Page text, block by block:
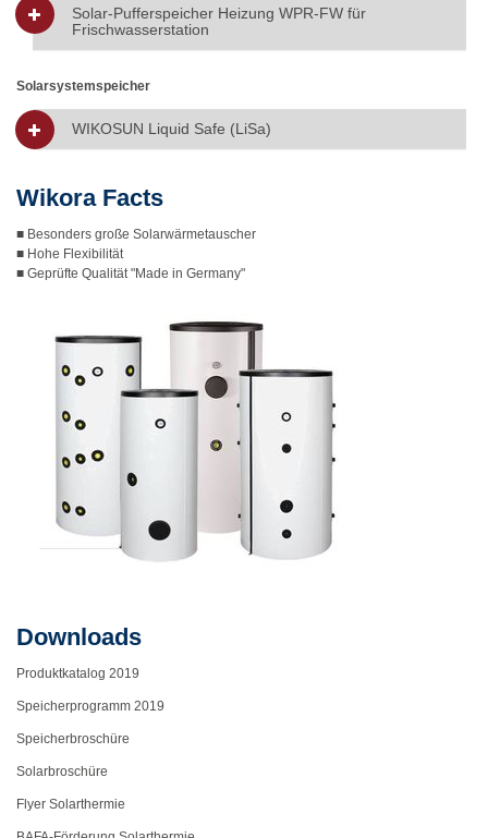
Solar-Pufferspeicher Heizung WPR-FW für
Frischwasserstation
Solarsystemspeicher
WIKOSUN Liquid Safe (LiSa)
Wikora Facts
■ Besonders große Solarwärmetauscher
■ Hohe Flexibilität
■ Geprüfte Qualität "Made in Germany"
Downloads
Produktkatalog 2019
Speicherprogramm 2019
Speicherbroschüre
Solarbroschüre
Flyer Solarthermie